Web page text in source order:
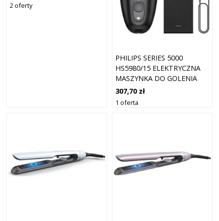
2 oferty
PHILIPS SERIES 5000
HS5980/15 ELEKTRYCZNA
MASZYNKA DO GOLENIA
DO GŁOWY 1 SZT.
307,70 zł
1 oferta